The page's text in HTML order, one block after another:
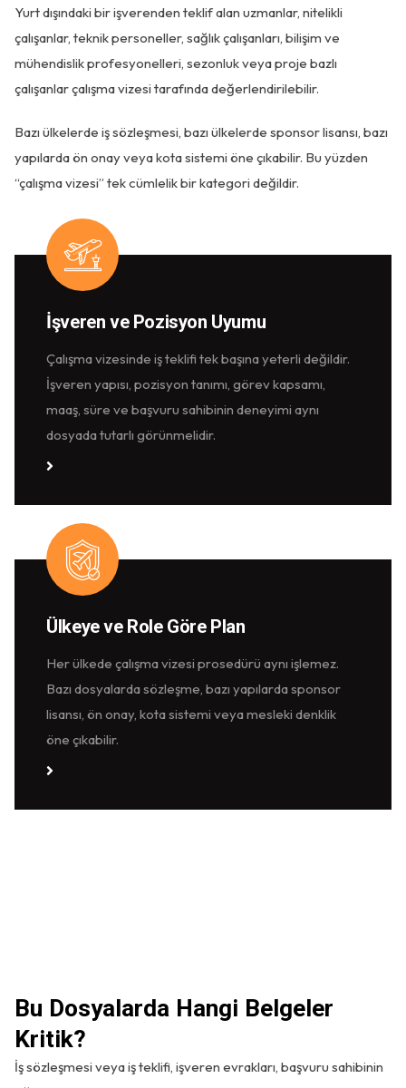
Yurt dışındaki bir işverenden teklif alan uzmanlar, nitelikli
çalışanlar, teknik personeller, sağlık çalışanları, bilişim ve
mühendislik profesyonelleri, sezonluk veya proje bazlı
çalışanlar çalışma vizesi tarafında değerlendirilebilir.
Bazı ülkelerde iş sözleşmesi, bazı ülkelerde sponsor lisansı, bazı
yapılarda ön onay veya kota sistemi öne çıkabilir. Bu yüzden
“çalışma vizesi” tek cümlelik bir kategori değildir.
İşveren ve Pozisyon Uyumu
Çalışma vizesinde iş teklifi tek başına yeterli değildir.
İşveren yapısı, pozisyon tanımı, görev kapsamı,
maaş, süre ve başvuru sahibinin deneyimi aynı
dosyada tutarlı görünmelidir.
Detaylı Bilgi
Ülkeye ve Role Göre Plan
Her ülkede çalışma vizesi prosedürü aynı işlemez.
Bazı dosyalarda sözleşme, bazı yapılarda sponsor
lisansı, ön onay, kota sistemi veya mesleki denklik
öne çıkabilir.
Detaylı Bilgi
Bu Dosyalarda Hangi Belgeler
Kritik?
İş sözleşmesi veya iş teklifi, işveren evrakları, başvuru sahibinin